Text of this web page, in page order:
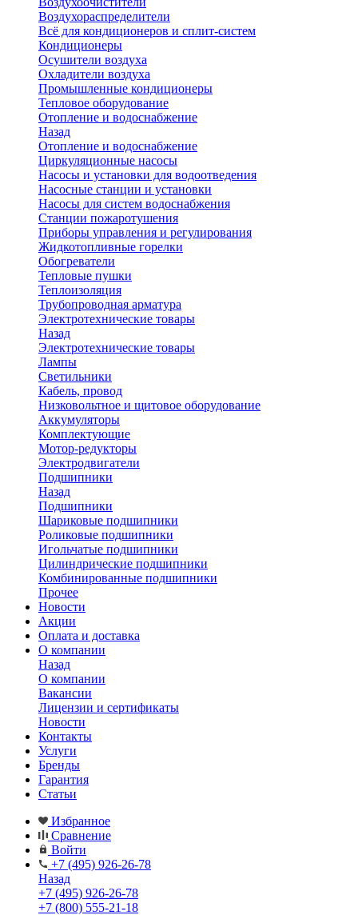
Воздухораспределители
Всё для кондиционеров и сплит-систем
Кондиционеры
Осушители воздуха
Охладители воздуха
Промышленные кондиционеры
Тепловое оборудование
Отопление и водоснабжение
Назад
Отопление и водоснабжение
Циркуляционные насосы
Насосы и установки для водоотведения
Насосные станции и установки
Насосы для систем водоснабжения
Станции пожаротушения
Приборы управления и регулирования
Жидкотопливные горелки
Обогреватели
Тепловые пушки
Теплоизоляция
Трубопроводная арматура
Электротехнические товары
Назад
Электротехнические товары
Лампы
Светильники
Кабель, провод
Низковольтное и щитовое оборудование
Аккумуляторы
Комплектующие
Мотор-редукторы
Электродвигатели
Подшипники
Назад
Подшипники
Шариковые подшипники
Роликовые подшипники
Игольчатые подшипники
Цилиндрические подшипники
Комбинированные подшипники
Прочее
Новости
Акции
Оплата и доставка
О компании
Назад
О компании
Вакансии
Лицензии и сертификаты
Новости
Контакты
Услуги
Бренды
Гарантия
Статьи
Избранное
Сравнение
Войти
+7 (495) 926-26-78
Назад
+7 (495) 926-26-78
+7 (800) 555-21-18